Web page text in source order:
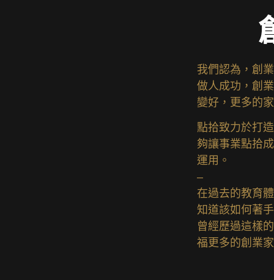
我們認為，創
做人成功，創
變好，更多的
點拾致力於打
夠讓事業點拾
運用。
–
在過去的教育
知道該如何著
曾經歷過這樣
福更多的創業